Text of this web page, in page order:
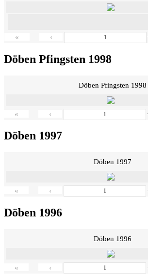
« ‹
Döben Pfingsten 1998
Döben Pfingsten 1998
« ‹
Döben 1997
Döben 1997
« ‹
Döben 1996
Döben 1996
« ‹